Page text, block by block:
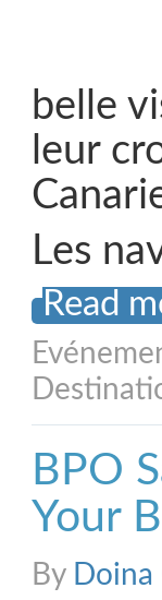
belle
leur
Les
Read
BPO
Your
By Doina